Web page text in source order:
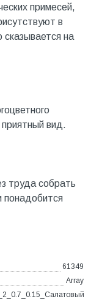
примесей,
в
сказывается на
вид.
труда собрать
понадобится
61349
Array